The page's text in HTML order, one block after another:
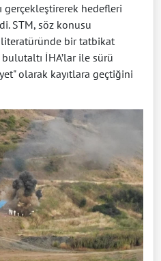
gerçekleştirerek hedefleri
STM, söz konusu
bir tatbikat
bulutaltı İHA’lar ile sürü
olarak kayıtlara geçtiğini